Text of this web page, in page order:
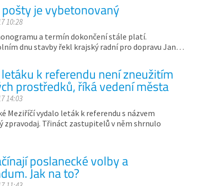
je vybetonovaný
10:28
a termín dokončení stále platí.
dnu stavby řekl krajský radní pro dopravu Jan…
k referendu není zneužitím
prostředků, říká vedení města
14:03
Meziříčí vydalo leták k referendu s názvem
zpravodaj. Třináct zastupitelů v něm shrnulo
poslanecké volby a
Jak na to?